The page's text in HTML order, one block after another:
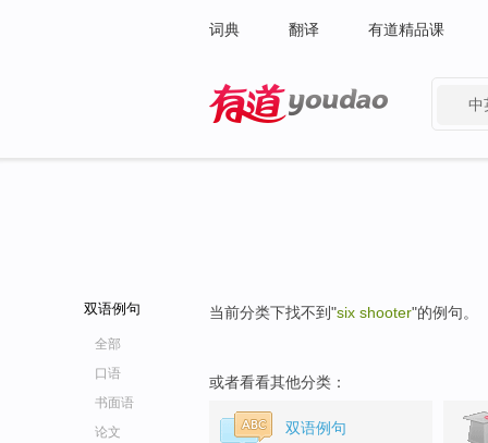
词典 翻译 有道精品课
中
双语例句
全部
口语
书面语
论文
当前分类下找不到"six shooter"的例句。
或者看看其他分类：
双语例句